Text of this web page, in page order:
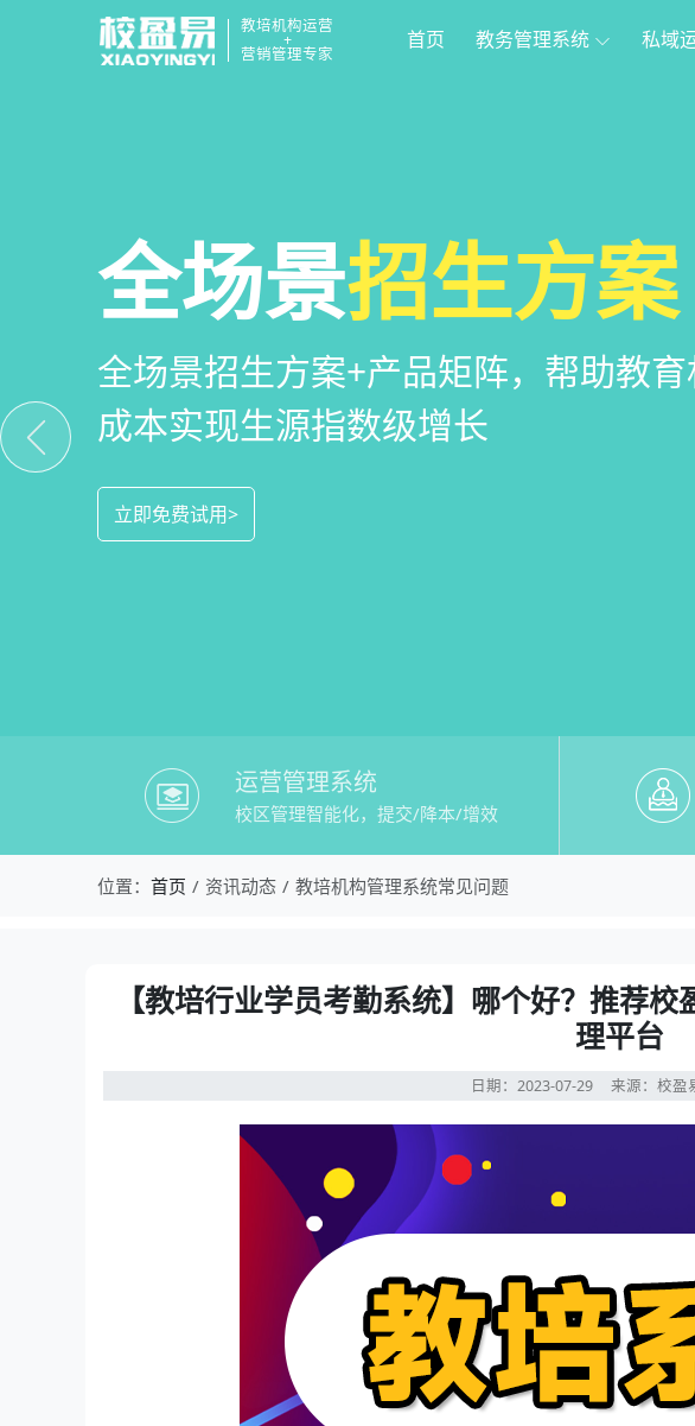
教培机构运营
+
营销管理专家
首页 教务管理系统 私域
校区运营管理系
教培机构数字化全场景运营管理系统
位解决学校经营管理难题
立即免费试用>
全场景招生方案
全场景招生方案+产品矩阵，帮助教
成本实现生源指数级增长
立即免费试用>
教培机构小程序
一部手机链接机构、学员、家长，管
捷，互动零距离，体验更满意
立即免费试用>
运营管理系统
校区管理智能化，提交/降本/增效
校盈易-教培机构管理系统常见问题-【教培行业学员
位置： 首页 资讯动态 教培机构管理系统常见问题
资讯详情：【教培行业学员考勤系统】哪个好？推荐校
【教培行业学员考勤系统】哪个好？推荐
理平台
日期：2023-07-29 来源：校